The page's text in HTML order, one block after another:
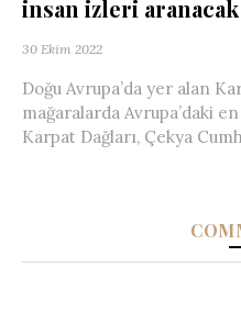
insan izleri aranacak
30 Ekim 2022
Doğu Avrupa’da yer alan
mağaralarda Avrupa’daki
Karpat Dağları, Çekya